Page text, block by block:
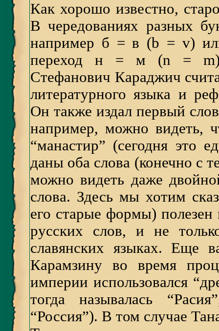
Как хорошо известно,
В чередованиях разных
например б = в (b = v)
переход н = м (n =
Стефанович Караджич
литературного языка и
Он также издал первый
например, можно видеть,
“манастир” (сегодня это
даны оба слова (конечно с
можно видеть даже
слова. Здесь мы хотим
его старые формы) полезен
русских слов, и не
славянских языках. Еще
Карамзину во время
империи использовался
тогда называлась
“Россия”). В том случае